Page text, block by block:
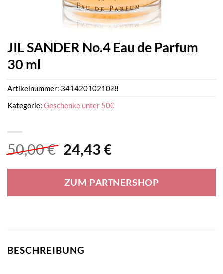
JIL SANDER No.4 Eau de Parfum
30 ml
50,00€ Ursprünglicher
war:
50,00 €
24,43 €Aktueller
ist:
24,43 €.
ZUM PARTNERSHOP
Artikelnummer: 3414201021028
Kategorie: Geschenke unter 50€
BESCHREIBUNG